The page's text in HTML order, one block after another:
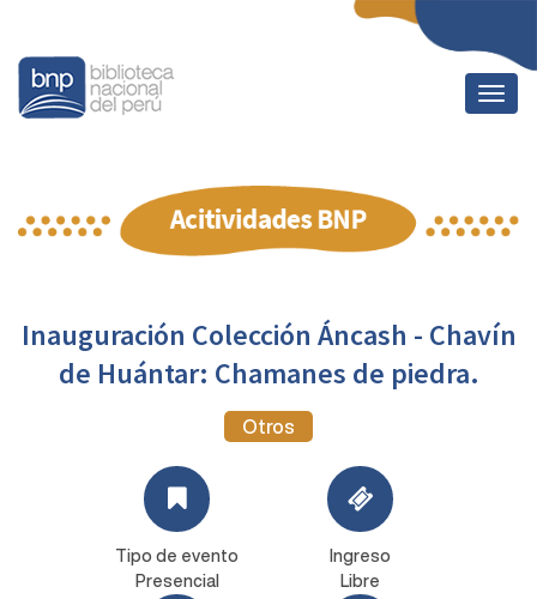
Inauguración Colección Áncash - Chavín
de Huántar: Chamanes de piedra.
Otros
Tipo de evento
Presencial
Ingreso
Libre